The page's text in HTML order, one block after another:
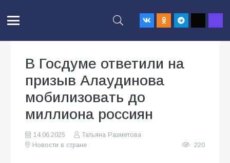
В Госдуме ответили на
призыв Алаудинова
мобилизовать до
миллиона россиян
14.06.2025
Татьяна Разметова
Новости в стране
220